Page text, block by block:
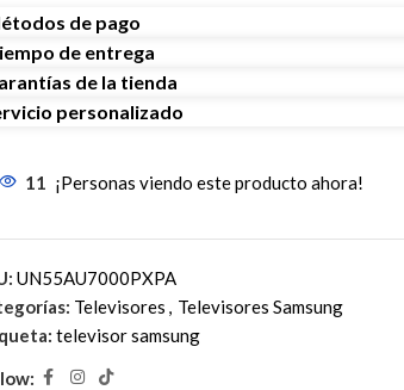
de pago
de entrega
de la tienda
personalizado
11 ¡Personas viendo este producto ahora!
UN55AU7000PXPA
Televisores , Televisores Samsung
televisor samsung